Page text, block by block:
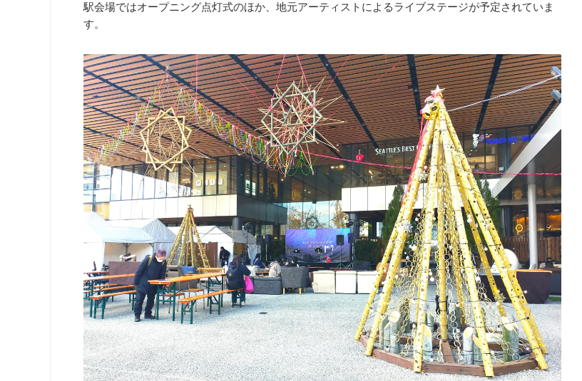
駅会場ではオープニング点灯式のほか、地元アーティストによるライブステージが予定されていま
す。